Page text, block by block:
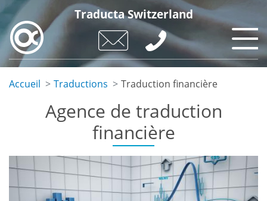
Aller
au
contenu
principal
Traducta Switzerland
Accueil Traductions Traduction financière
Agence de traduction
financière